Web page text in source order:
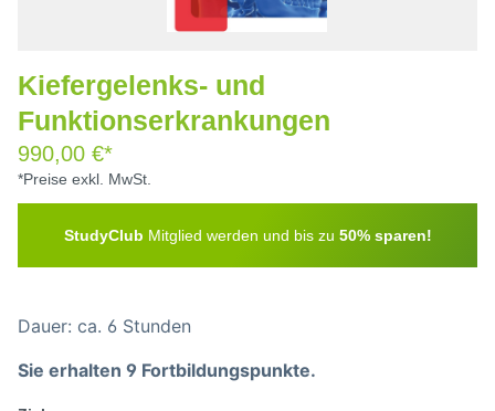
Kiefergelenks- und
Funktionserkrankungen
990,00 €*
*Preise exkl. MwSt.
StudyClub Mitglied werden und bis zu 50% sparen!
Dauer: ca. 6 Stunden
Sie erhalten 9 Fortbildungspunkte.